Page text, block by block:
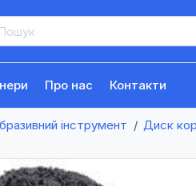
Про нас Контакти
інструмент Диск